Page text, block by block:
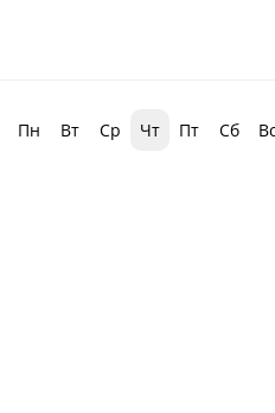
Пн Вт Ср Чт Пт Сб